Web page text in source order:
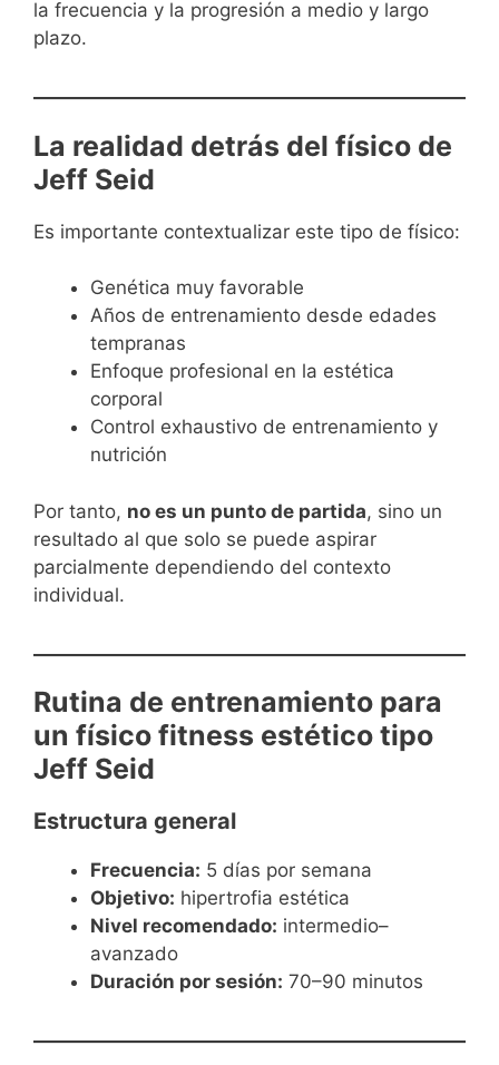
la frecuencia y la progresión a medio y largo
plazo.
La realidad detrás del físico de
Jeff Seid
Es importante contextualizar este tipo de físico:
Genética muy favorable
Años de entrenamiento desde edades
tempranas
Enfoque profesional en la estética
corporal
Control exhaustivo de entrenamiento y
nutrición
Por tanto, no es un punto de partida, sino un
resultado al que solo se puede aspirar
parcialmente dependiendo del contexto
individual.
Rutina de entrenamiento para
un físico fitness estético tipo
Jeff Seid
Estructura general
Frecuencia: 5 días por semana
Objetivo: hipertrofia estética
Nivel recomendado: intermedio–
avanzado
Duración por sesión: 70–90 minutos